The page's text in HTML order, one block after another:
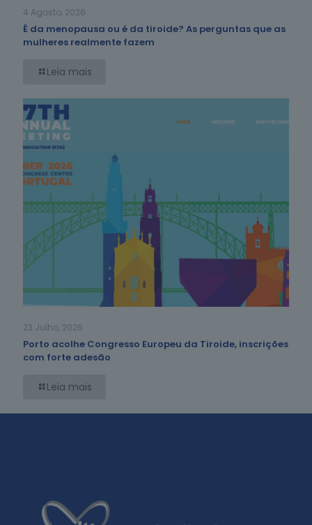
4 Agosto, 2026
É da menopausa ou é da tiroide? As perguntas que as
mulheres realmente fazem
Leia mais
23 Julho, 2026
Porto acolhe Congresso Europeu da Tiroide, inscrições
com forte adesão
Leia mais